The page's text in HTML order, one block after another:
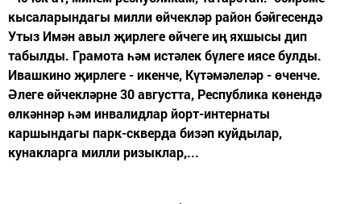
кысаларындагы милли өйчекләр район бәйгесендә
Утыз Имән авыл җирлеге өйчеге иң яхшысы дип
табылды. Грамота һәм истәлек бүлеге иясе булды.
Ивашкино җирлеге - икенче, Күтәмәлеләр - өченче.
Әлеге өйчекләрне 30 августта, Республика көнендә
өлкәннәр һәм инвалидлар йорт-интернаты
каршындагы парк-скверда бизәп куйдылар,
кунакларга милли ризыклар,...